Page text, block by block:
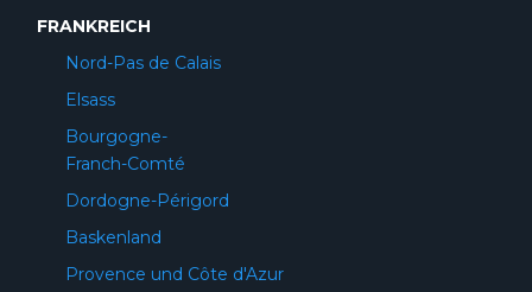
FRANKREICH
Nord-Pas de Calais
Elsass
Bourgogne-
Franch-Comté
Dordogne-Périgord
Baskenland
Provence und Côte d'Azur